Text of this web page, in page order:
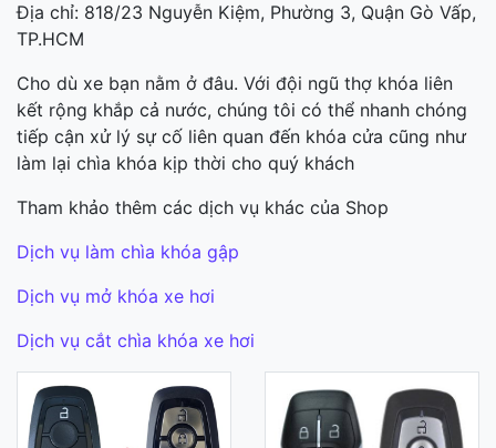
Địa chỉ: 818/23 Nguyễn Kiệm, Phường 3, Quận Gò Vấp,
TP.HCM
Cho dù xe bạn nằm ở đâu. Với đội ngũ thợ khóa liên
kết rộng khắp cả nước, chúng tôi có thể nhanh chóng
tiếp cận xử lý sự cố liên quan đến khóa cửa cũng như
làm lại chìa khóa kịp thời cho quý khách
Tham khảo thêm các dịch vụ khác của Shop
Dịch vụ làm chìa khóa gập
Dịch vụ mở khóa xe hơi
Dịch vụ cắt chìa khóa xe hơi